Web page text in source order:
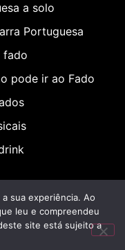
a solo
Portuguesa
fado
pode ir ao Fado
reservados.
sua experiência. Ao
leu e compreendeu
site está sujeito a